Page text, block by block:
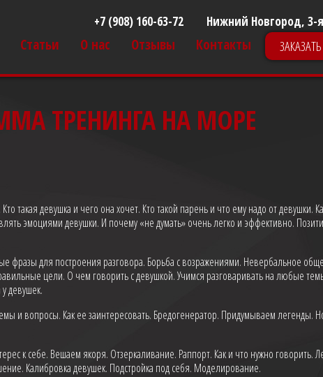
+7 (908) 160-63-72 Нижний Новгород, 3-
Статьи О нас Отзывы Контакты
ТРЕНИНГА НА МОРЕ
такая девушка и чего она хочет. Кто такой парень и что ему надо от девушки.
эмоциями девушки. И почему «не думать» очень легко и эффективно.
фразы для построения разговора. Борьба с возражениями. Невербальное
цели. О чем говорить с девушкой. Учимся разговаривать на любые
девушек.
и вопросы. Как ее заинтересовать. Бредогенератор. Придумываем легенды.
к себе. Вешаем якоря. Отзеркаливание. Раппорт. Как и что нужно говорить.
Калибровка девушек. Подстройка под себя. Моделирование.